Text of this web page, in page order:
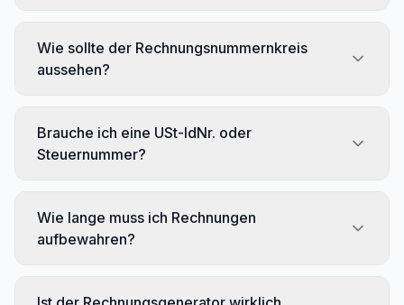
Wie sollte der Rechnungsnummernkreis
aussehen?
Brauche ich eine USt-IdNr. oder
Steuernummer?
Wie lange muss ich Rechnungen
aufbewahren?